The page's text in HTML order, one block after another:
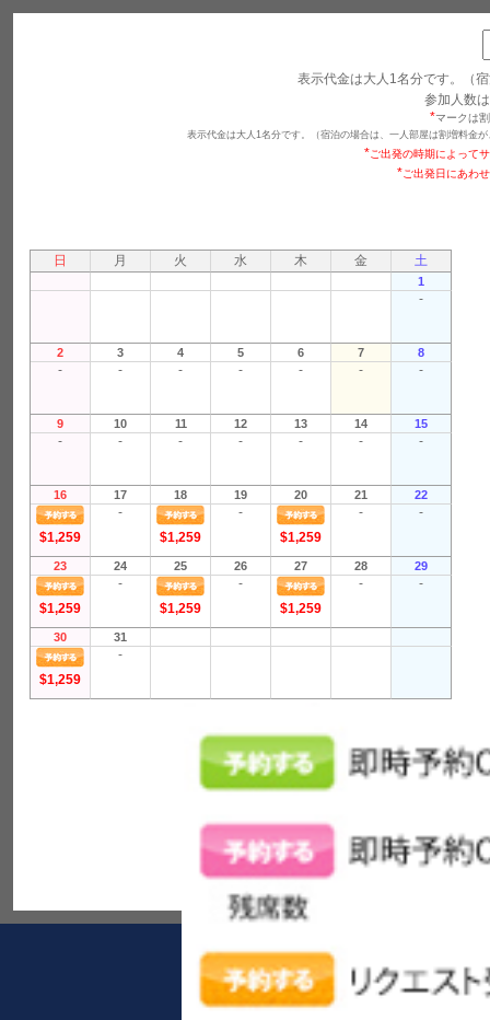
表示代金は大人1名分です。（
参加人数は
*マークは
表示代金は大人1名分です。（宿泊の場合は、一人部屋は割増料金
*ご出発の時期によって
*ご出発日にあわ
日 月 火 水 木 金 土
1
-
2 3 4 5 6 7 8
- - - - - - -
9 10 11 12 13 14 15
- - - - - - -
16 17 18 19 20 21 22
$1,259
-
$1,259
-
$1,259
- -
23 24 25 26 27 28 29
$1,259
-
$1,259
-
$1,259
- -
30 31
$1,259
-